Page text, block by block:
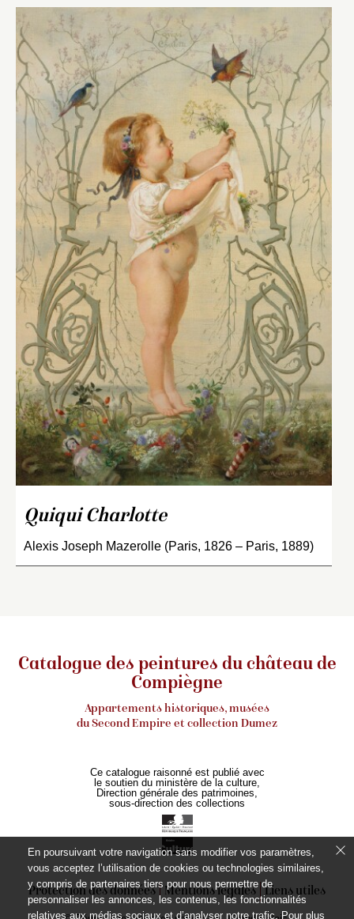
Quiqui Charlotte
Alexis Joseph Mazerolle (Paris, 1826 – Paris, 1889)
Catalogue des peintures du château de
Compiègne
Appartements historiques, musées
du Second Empire et collection Dumez
Ce catalogue raisonné est publié avec
le soutien du ministère de la culture,
Direction générale des patrimoines,
sous-direction des collections
Protection des données Mentions légales Liens utiles
En poursuivant votre navigation sans modifier vos paramètres,
vous acceptez l’utilisation de cookies ou technologies similaires,
y compris de partenaires tiers pour nous permettre de
personnaliser les annonces, les contenus, les fonctionnalités
relatives aux médias sociaux et d’analyser notre trafic. Pour plus